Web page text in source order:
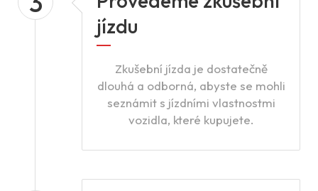
jízdu
Zkušební jízda je dostatečně
dlouhá a odborná, abyste se mohli
seznámit s jízdními vlastnostmi
vozidla, které kupujete.